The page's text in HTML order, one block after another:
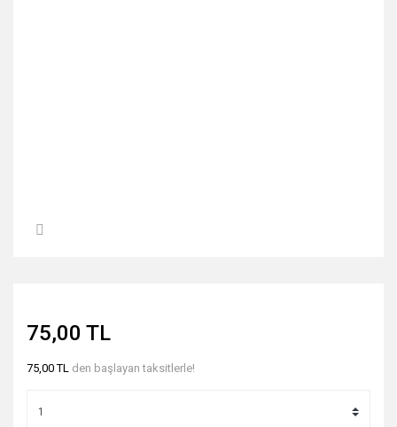
75,00 TL
75,00 TL den başlayan taksitlerle!